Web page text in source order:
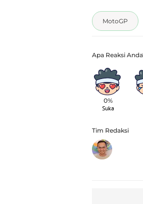
MotoGP
0%
Suka
Tim Redaksi